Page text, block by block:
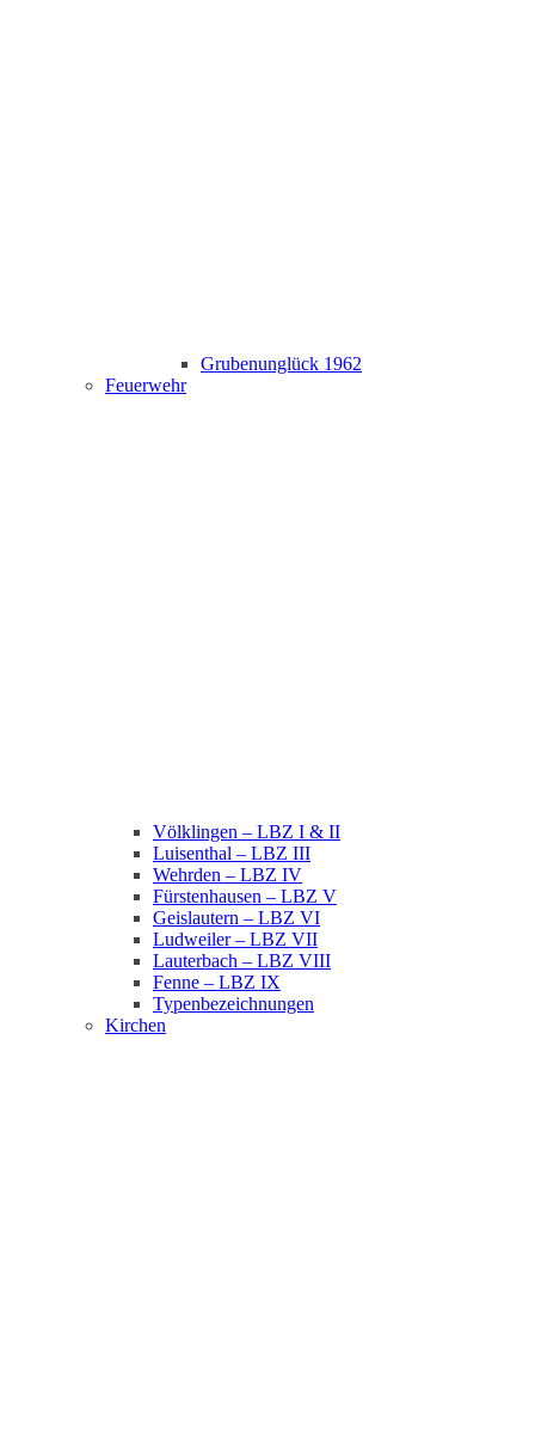
Grubenunglück 1962
Feuerwehr
Völklingen – LBZ I & II
Luisenthal – LBZ III
Wehrden – LBZ IV
Fürstenhausen – LBZ V
Geislautern – LBZ VI
Ludweiler – LBZ VII
Lauterbach – LBZ VIII
Fenne – LBZ IX
Typenbezeichnungen
Kirchen